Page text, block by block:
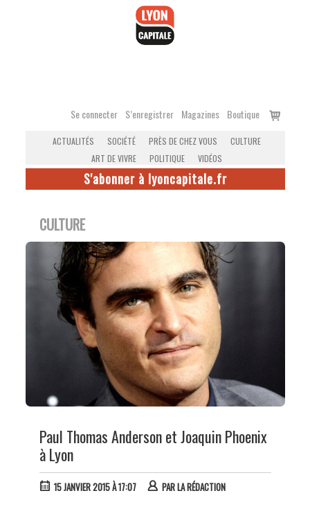
Se connecter S’enregistrer Magazines Boutique
Voir
ACTUALITÉS SOCIÉTÉ PRÈS DE CHEZ VOUS
CULTURE
ART DE VIVRE
POLITIQUE VIDÉOS
S'abonner à lyoncapitale.fr
CULTURE
Paul Thomas Anderson et Joaquin Phoenix
à Lyon
15 JANVIER 2015 À 17:07 PARLA RÉDACTION